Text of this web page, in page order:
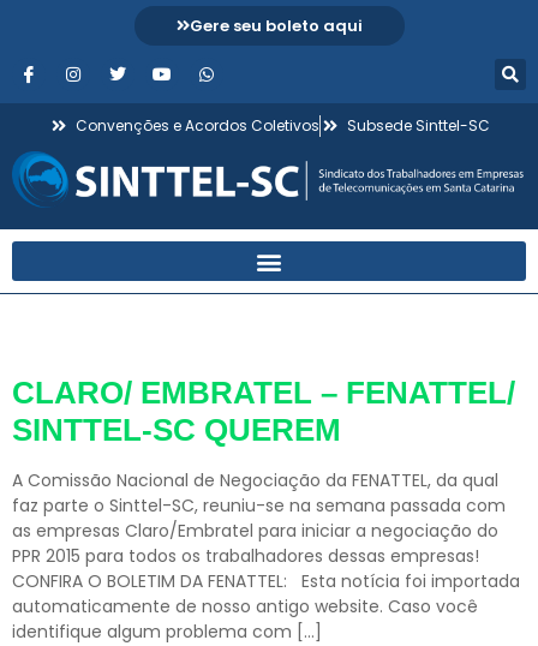
Gere seu boleto aqui
Convenções e Acordos Coletivos Subsede Sinttel-SC
CLARO/ EMBRATEL – FENATTEL/
SINTTEL-SC QUEREM
A Comissão Nacional de Negociação da FENATTEL, da qual
faz parte o Sinttel-SC, reuniu-se na semana passada com
as empresas Claro/Embratel para iniciar a negociação do
PPR 2015 para todos os trabalhadores dessas empresas!
CONFIRA O BOLETIM DA FENATTEL: Esta notícia foi importada
automaticamente de nosso antigo website. Caso você
identifique algum problema com […]